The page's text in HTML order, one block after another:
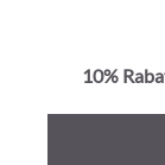
10%